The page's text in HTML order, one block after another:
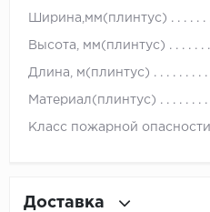
Ширина,мм(плинтус)
Высота, мм(плинтус)
Длина, м(плинтус)
Материал(плинтус)
Класс пожарной опасности
Доставка